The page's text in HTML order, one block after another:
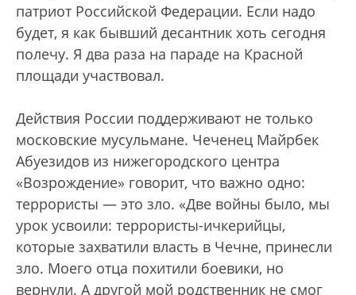
патриот Российской Федерации. Если надо
будет, я как бывший десантник хоть сегодня
полечу. Я два раза на параде на Красной
площади участвовал.
Действия России поддерживают не только
московские мусульмане. Чеченец Майрбек
Абуезидов из нижегородского центра
«Возрождение» говорит, что важно одно:
террористы — это зло. «Две войны было, мы
урок усвоили: террористы-ичкерийцы,
которые захватили власть в Чечне, принесли
зло. Моего отца похитили боевики, но
вернули. А другой мой родственник не смог